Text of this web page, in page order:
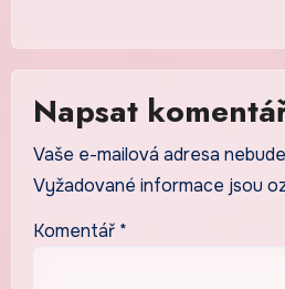
Napsat
Vaše e-mailová adresa
Vyžadované informace jsou
Komentář *